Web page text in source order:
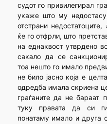
судот го привилегирал
укаже што му
отстрани
ќе го отфрли, што
на еднаквост утврдено
сакало да се
тоа нешто го имало
не било јасно која е
одредба имала скриена
граѓаните да не бараат
туку правата да си
понатаму имало и друга